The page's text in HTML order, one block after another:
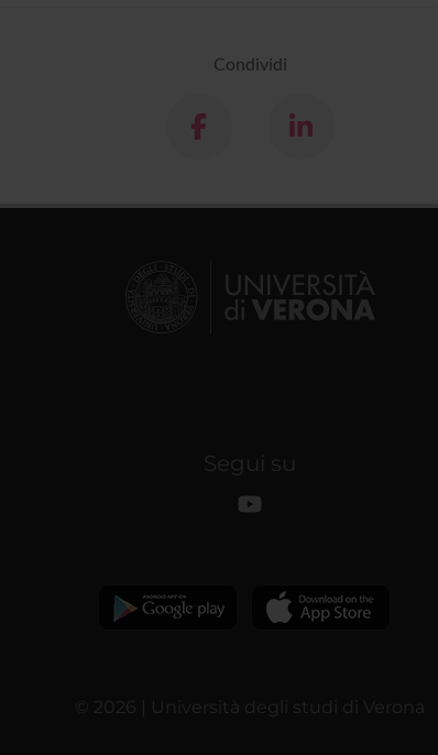
Condividi
Segui su
© 2026 | Università degli studi di Verona